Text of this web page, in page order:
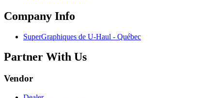
Company Info
SuperGraphiques de U-Haul - Québec
Partner With Us
Vendor